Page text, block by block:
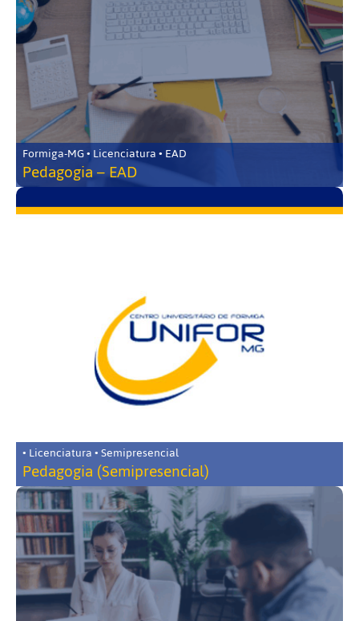
Formiga-MG • Licenciatura • EAD
Pedagogia – EAD
• Licenciatura • Semipresencial
Pedagogia (Semipresencial)